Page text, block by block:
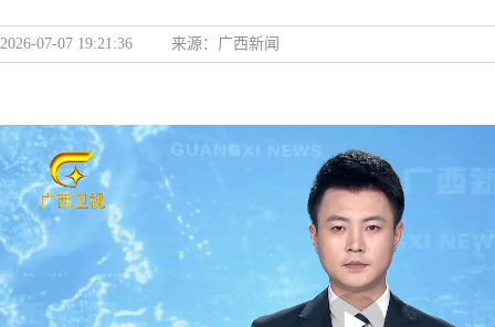
2026-07-07 19:21:36 来源： 广西新闻